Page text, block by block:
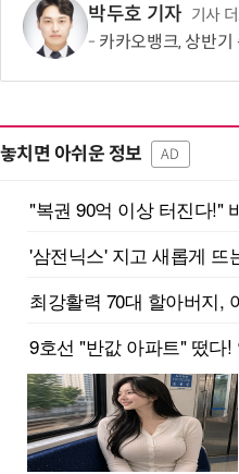
박두호 기자 기사 더
카카오뱅크, 상반기 순익
놓치면 아쉬운 정보 AD